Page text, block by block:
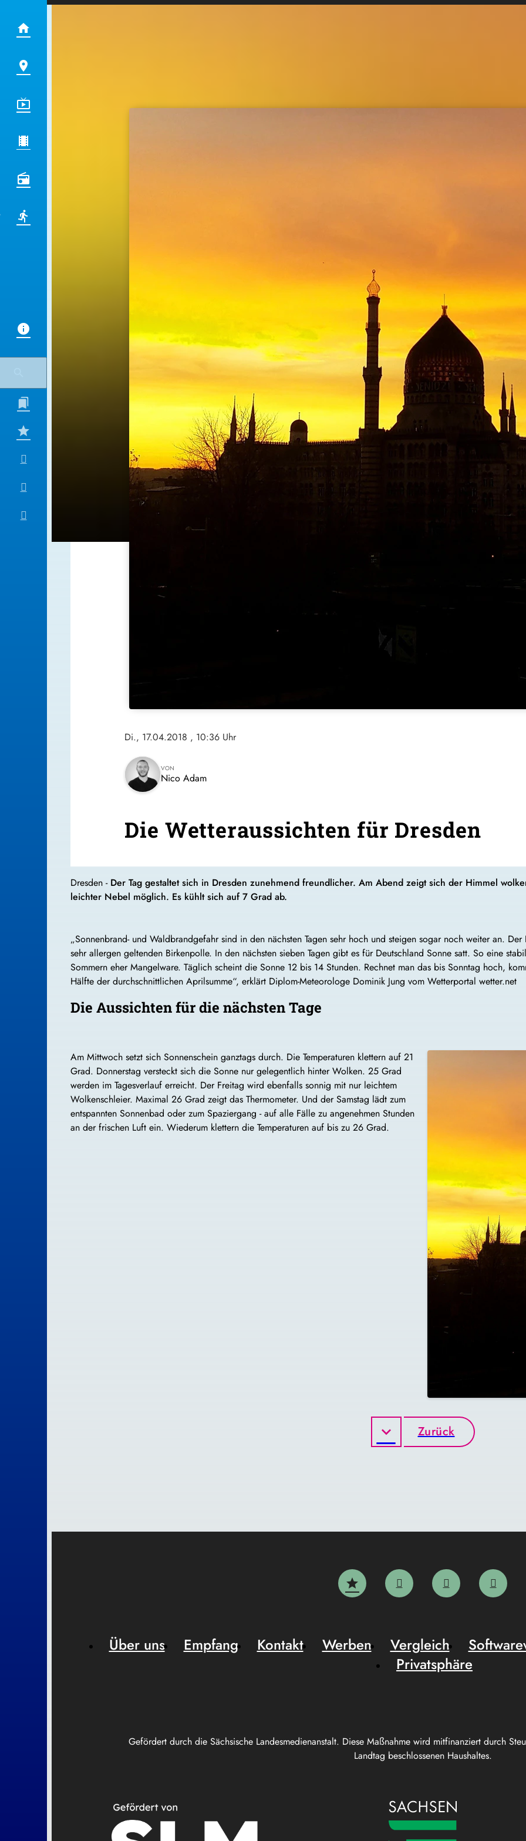
Di., 17.04.2018 , 10:36 Uhr
VON
Nico Adam
Die Wetteraussichten für Dresden
Dresden - Der Tag gestaltet sich in Dresden zunehmend freundlicher. Am Abend zeigt sich der Himmel
leichter Nebel möglich. Es kühlt sich auf 7 Grad ab.
„Sonnenbrand- und Waldbrandgefahr sind in den nächsten Tagen sehr hoch und steigen sogar noch weiter an.
sehr allergen geltenden Birkenpolle. In den nächsten sieben Tagen gibt es für Deutschland Sonne satt. So eine
Sommern eher Mangelware. Täglich scheint die Sonne 12 bis 14 Stunden. Rechnet man das bis Sonntag hoch,
Hälfte der durchschnittlichen Aprilsumme“, erklärt Diplom-Meteorologe Dominik Jung vom Wetterportal wetter.net
Die Aussichten für die nächsten Tage
Am Mittwoch setzt sich Sonnenschein ganztags durch. Die Temperaturen klettern auf 21
Grad. Donnerstag versteckt sich die Sonne nur gelegentlich hinter Wolken. 25 Grad
werden im Tagesverlauf erreicht. Der Freitag wird ebenfalls sonnig mit nur leichtem
Wolkenschleier. Maximal 26 Grad zeigt das Thermometer. Und der Samstag lädt zum
entspannten Sonnenbad oder zum Spaziergang - auf alle Fälle zu angenehmen Stunden
an der frischen Luft ein. Wiederum klettern die Temperaturen auf bis zu 26 Grad.
Zurück
Gefördert durch die Sächsische Landesmedienanstalt. Diese Maßnahme wird mitfinanziert durch
Landtag beschlossenen Haushaltes.
Über uns Empfang Kontakt Werben Vergleich
Privatsphäre